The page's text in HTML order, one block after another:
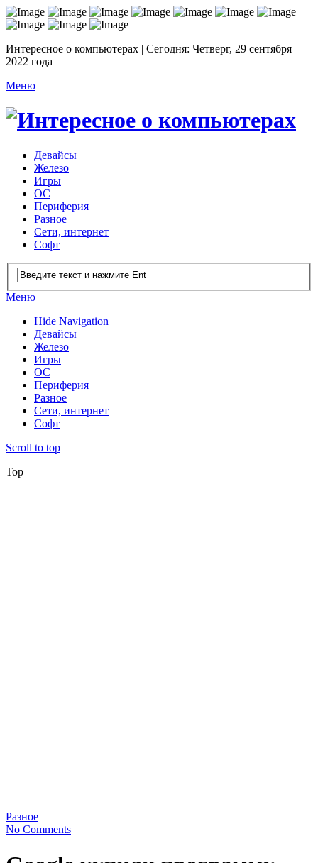
Интересное о компьютерах | Сегодня: Четверг, 29 сентября
2022 года
Меню
Девайсы
Железо
Игры
ОС
Периферия
Разное
Сети, интернет
Софт
Меню
Hide Navigation
Девайсы
Железо
Игры
ОС
Периферия
Разное
Сети, интернет
Софт
Scroll to top
Top
Разное
No Comments